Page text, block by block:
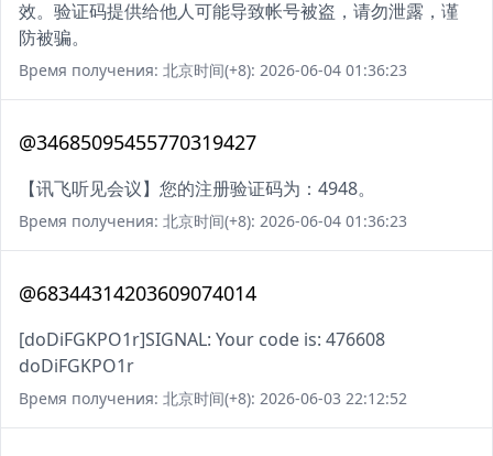
效。验证码提供给他人可能导致帐号被盗，请勿泄露，谨
防被骗。
Время получения: 北京时间(+8): 2026-06-04 01:36:23
@34685095455770319427
【讯飞听见会议】您的注册验证码为：4948。
Время получения: 北京时间(+8): 2026-06-04 01:36:23
@68344314203609074014
[doDiFGKPO1r]SIGNAL: Your code is: 476608
doDiFGKPO1r
Время получения: 北京时间(+8): 2026-06-03 22:12:52